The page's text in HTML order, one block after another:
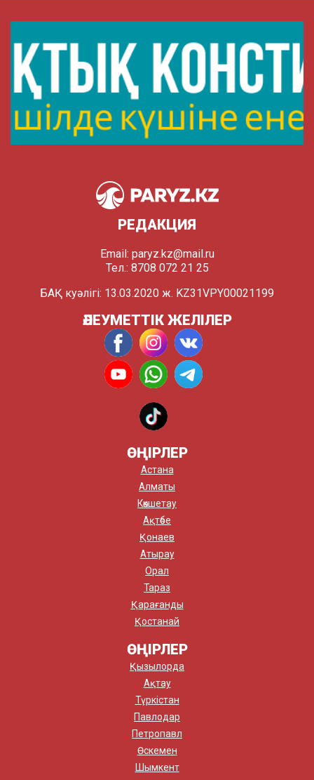
РЕДАКЦИЯ
Email: paryz.kz@mail.ru
Тел.: 8708 072 21 25
БАҚ куәлігі: 13.03.2020 ж. KZ31VPY00021199
ӘЛЕУМЕТТІК ЖЕЛІЛЕР
ӨҢІРЛЕР
Астана
Алматы
Көкшетау
Ақтөбе
Қонаев
Атырау
Орал
Тараз
Қарағанды
Қостанай
ӨҢІРЛЕР
Қызылорда
Ақтау
Түркістан
Павлодар
Петропавл
Өскемен
Шымкент